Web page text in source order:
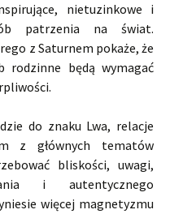
nietuzinkowe i
patrzenia na świat.
z Saturnem pokaże, że
rodzinne będą wymagać
do znaku Lwa, relacje
z głównych tematów
bliskości, uwagi,
i autentycznego
więcej magnetyzmu